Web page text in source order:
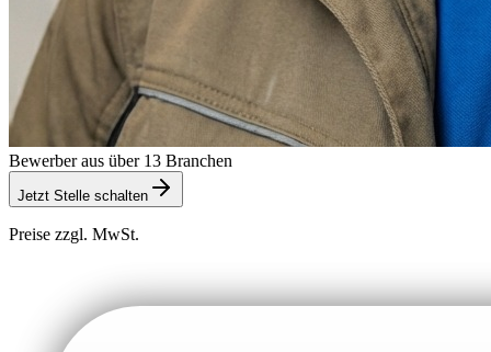
Bewerber aus über 13 Branchen
Jetzt Stelle schalten
Preise zzgl. MwSt.